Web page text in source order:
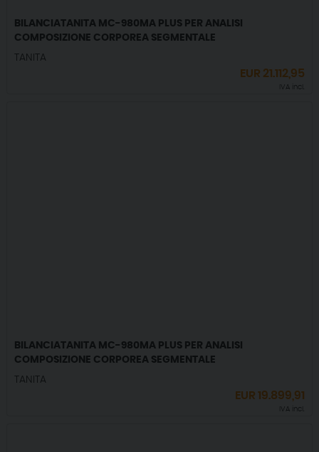
BILANCIATANITA MC-980MA PLUS PER ANALISI
COMPOSIZIONE CORPOREA SEGMENTALE
TANITA
EUR 21.112,95
IVA incl.
BILANCIATANITA MC-980MA PLUS PER ANALISI
COMPOSIZIONE CORPOREA SEGMENTALE
TANITA
EUR19.899,91
IVA incl.